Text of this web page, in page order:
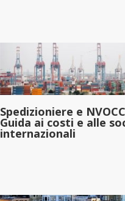
Spedizioniere e NVOCC
Guida ai costi e alle
internazionali